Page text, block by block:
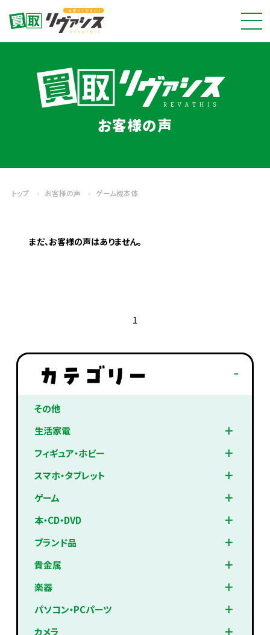
お客様の声
トップ › お客様の声 › ゲーム機本体
まだ、お客様の声はありません。
1
その他
生活家電
フィギュア・ホビー
スマホ・タブレット
ゲーム
本・CD・DVD
ブランド品
貴金属
楽器
パソコン・PCパーツ
カメラ